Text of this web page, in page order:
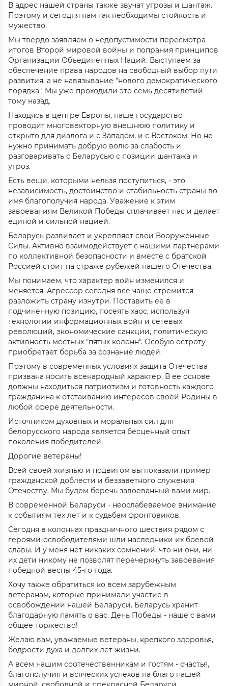
В адрес нашей страны также звучат угрозы и шантаж.
Поэтому и сегодня нам так необходимы стойкость и
мужество.
Мы твердо заявляем о недопустимости пересмотра
итогов Второй мировой войны и попрания принципов
Организации Объединенных Наций. Выступаем за
обеспечение права народов на свободный выбор пути
развития, а не навязывание "нового демократического
порядка". Мы уже проходили это семь десятилетий
тому назад.
Находясь в центре Европы, наше государство
проводит многовекторную внешнюю политику и
открыто для диалога и с Западом, и с Востоком. Но не
нужно принимать добрую волю за слабость и
разговаривать с Беларусью с позиции шантажа и
угроз.
Есть вещи, которыми нельзя поступиться, - это
независимость, достоинство и стабильность страны во
имя благополучия народа. Уважение к этим
завоеваниям Великой Победы сплачивает нас и делает
единой и сильной нацией.
Беларусь развивает и укрепляет свои Вооруженные
Силы. Активно взаимодействует с нашими партнерами
по коллективной безопасности и вместе с братской
Россией стоит на страже рубежей нашего Отечества.
Мы понимаем, что характер войн изменился и
меняется. Агрессор сегодня все чаще стремится
разложить страну изнутри. Поставить ее в
подчиненную позицию, посеять хаос, используя
технологии информационных войн и сетевых
революций, экономические санкции, политическую
активность местных "пятых колонн". Особую остроту
приобретает борьба за сознание людей.
Поэтому в современных условиях защита Отечества
призвана носить всенародный характер. В ее основе
должны находиться патриотизм и готовность каждого
гражданина к отстаиванию интересов своей Родины в
любой сфере деятельности.
Источником духовных и моральных сил для
белорусского народа является бесценный опыт
поколения победителей.
Дорогие ветераны!
Всей своей жизнью и подвигом вы показали пример
гражданской доблести и беззаветного служения
Отечеству. Мы будем беречь завоеванный вами мир.
В современной Беларуси - неослабеваемое внимание
к событиям тех лет и к судьбам фронтовиков.
Сегодня в колоннах праздничного шествия рядом с
героями-освободителями шли наследники их боевой
славы. И у меня нет никаких сомнений, что ни они, ни
их дети никому не позволят перечеркнуть завоевания
победной весны 45-го года.
Хочу также обратиться ко всем зарубежным
ветеранам, которые принимали участие в
освобождении нашей Беларуси. Беларусь хранит
благодарную память о вас. День Победы - наше с вами
общее торжество!
Желаю вам, уважаемые ветераны, крепкого здоровья,
бодрости духа и долгих лет жизни.
А всем нашим соотечественникам и гостям - счастья,
благополучия и всяческих успехов на благо нашей